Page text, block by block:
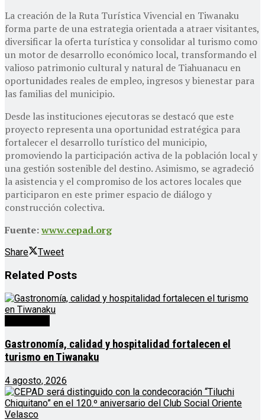
La creación de la Ruta Turística Vivencial en Tiwanaku
forma parte de una estrategia orientada a atraer visitantes,
diversificar la oferta turística y consolidar al turismo como
un motor de desarrollo económico local, transformando el
valioso patrimonio cultural y natural de Tiahuanacu en
oportunidades reales de empleo, ingresos y bienestar para
las familias del municipio.
Desde las instituciones ejecutoras se destacó que este
proyecto representa una oportunidad estratégica para
fortalecer el desarrollo turístico del municipio,
promoviendo la participación activa de la población local y
una gestión sostenible del destino. Asimismo, se agradeció
la asistencia y el compromiso de los actores locales que
participaron en este primer espacio de diálogo y
construcción colectiva.
Fuente:www.cepad.org
Share Tweet
Related Posts
Gastronomía, calidad y hospitalidad fortalecen el
turismo en Tiwanaku
4 agosto, 2026